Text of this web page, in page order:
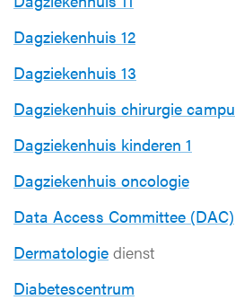
Dagziekenhuis 12
Dagziekenhuis 13
Dagziekenhuis chirurgie
Dagziekenhuis kinderen 1
Dagziekenhuis oncologie
Data Access Committee (DAC)
Dermatologie dienst
Diabetescentrum